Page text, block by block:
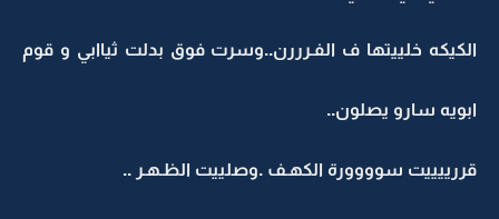
الكيكه خلييتها ف الفـرررن..وسرت فوق بدلت ثياابي و قوم
ابويه سارو يصلون..
قررييييت سوووورة الكهـف .وصلييت الظـهـر ..